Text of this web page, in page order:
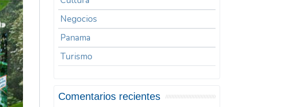
Negocios
Panama
Turismo
Comentarios recientes